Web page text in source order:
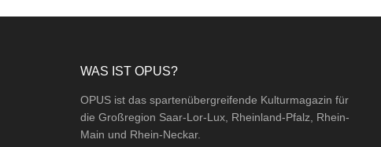
WAS IST OPUS?
OPUS ist das spartenübergreifende Kulturmagazin für
die Großregion Saar-Lor-Lux, Rheinland-Pfalz, Rhein-
Main und Rhein-Neckar.